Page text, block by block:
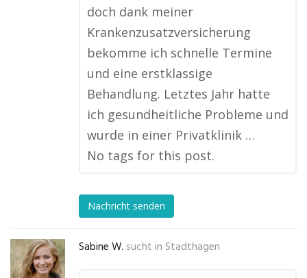
doch dank meiner
Krankenzusatzversicherung
bekomme ich schnelle Termine
und eine erstklassige
Behandlung. Letztes Jahr hatte
ich gesundheitliche Probleme und
wurde in einer Privatklinik …
No tags for this post.
Nachricht senden
Sabine W. sucht in Stadthagen